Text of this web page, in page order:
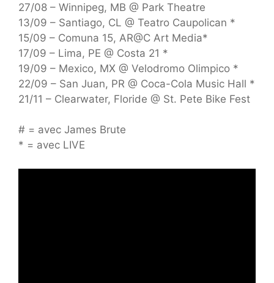
27/08 – Winnipeg, MB @ Park Theatre
13/09 – Santiago, CL @ Teatro Caupolican *
15/09 – Comuna 15, AR@C Art Media*
17/09 – Lima, PE @ Costa 21 *
19/09 – Mexico, MX @ Velodromo Olimpico *
22/09 – San Juan, PR @ Coca-Cola Music Hall *
21/11 – Clearwater, Floride @ St. Pete Bike Fest
# = avec James Brute
* = avec LIVE